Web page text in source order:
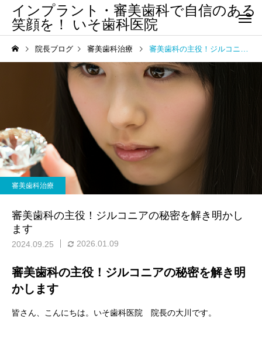
インプラント・審美歯科で自信のある
笑顔を！ いそ歯科医院
院長ブログ 審美歯科治療 審美歯科の主役！ジルコニアの秘密を解き明かします
審美歯科治療
審美歯科の主役！ジルコニアの秘密を解き明かし
ます
2024.09.25 2026.01.09
審美歯科の主役！ジルコニアの秘密を解き明
かします
皆さん、こんにちは。いそ歯科医院 院長の大川です。